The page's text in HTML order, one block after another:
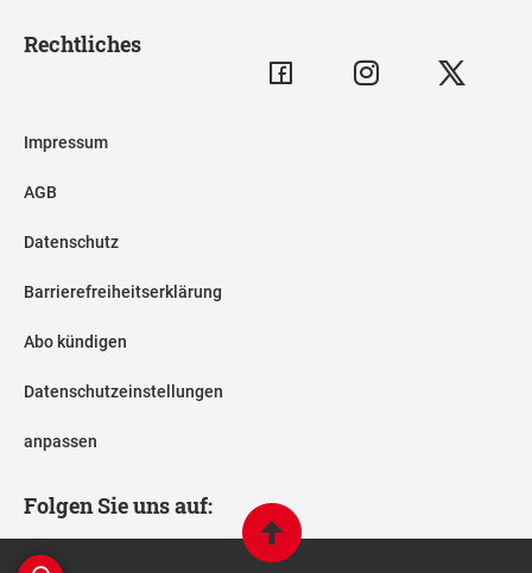
Rechtliches
Impressum
AGB
Datenschutz
Barrierefreiheitserklärung
Abo kündigen
Datenschutzeinstellungen
anpassen
Folgen Sie uns auf: